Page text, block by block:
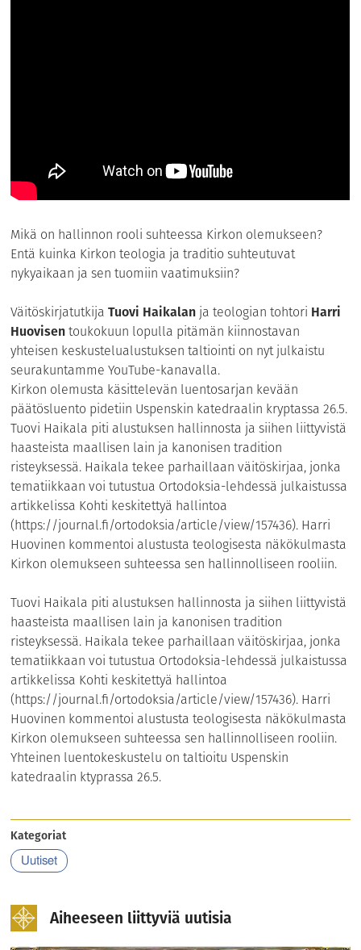
Mikä on hallinnon rooli suhteessa Kirkon olemukseen?
Entä kuinka Kirkon teologia ja traditio suhteutuvat
nykyaikaan ja sen tuomiin vaatimuksiin?
VäitöskirjatutkijaTuovi Haikalan ja teologian tohtori Harri
Huovisentoukokuun lopulla pitämän kiinnostavan
yhteisen keskustelualustuksen taltiointi on nyt julkaistu
seurakuntamme YouTube-kanavalla.
Kirkon olemusta käsittelevän luentosarjan kevään
päätösluento pidetiin Uspenskin katedraalin kryptassa 26.5.
Tuovi Haikala piti alustuksen hallinnosta ja siihen liittyvistä
haasteista maallisen lain ja kanonisen tradition
risteyksessä. Haikala tekee parhaillaan väitöskirjaa, jonka
tematiikkaan voi tutustua Ortodoksia-lehdessä julkaistussa
artikkelissa Kohti keskitettyä hallintoa
(https://journal.fi/ortodoksia/article/view/157436). Harri
Huovinen kommentoi alustusta teologisesta näkökulmasta
Kirkon olemukseen suhteessa sen hallinnolliseen rooliin.
Tuovi Haikala piti alustuksen hallinnosta ja siihen liittyvistä
haasteista maallisen lain ja kanonisen tradition
risteyksessä. Haikala tekee parhaillaan väitöskirjaa, jonka
tematiikkaan voi tutustua Ortodoksia-lehdessä julkaistussa
artikkelissa Kohti keskitettyä hallintoa
(https://journal.fi/ortodoksia/article/view/157436). Harri
Huovinen kommentoi alustusta teologisesta näkökulmasta
Kirkon olemukseen suhteessa sen hallinnolliseen rooliin.
Yhteinen luentokeskustelu on taltioitu Uspenskin
katedraalin ktyprassa 26.5.
Kategoriat
Uutiset
Aiheeseen liittyviä uutisia